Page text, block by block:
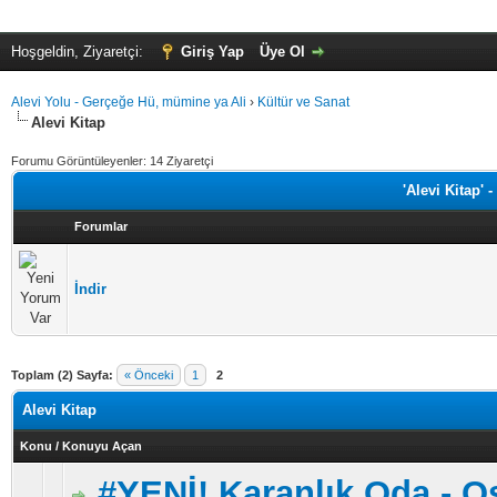
Hoşgeldin, Ziyaretçi: Giriş Yap Üye Ol
Alevi Yolu - Gerçeğe Hü, mümine ya Ali › Kültür ve Sanat
Alevi Kitap
Forumu Görüntüleyenler: 14 Ziyaretçi
'Alevi Kitap'
Forumlar
İndir
Toplam (2) Sayfa: « Önceki 1 2
Alevi Kitap
Konu / Konuyu Açan